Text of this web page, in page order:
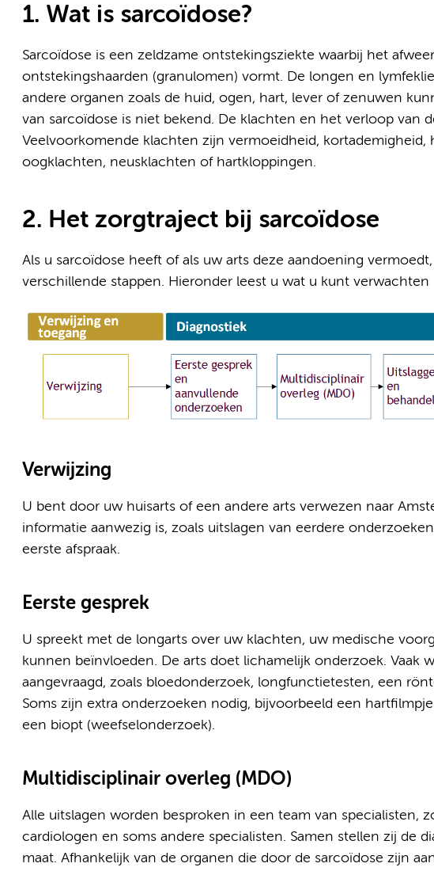
1. Wat is sarcoïdose?
Sarcoïdose is een zeldzame ontstekingsziekte waarbij het
ontstekingshaarden (granulomen) vormt. De longen en
andere organen zoals de huid, ogen, hart, lever of zenuwen
van sarcoïdose is niet bekend. De klachten en het verloop van
Veelvoorkomende klachten zijn vermoeidheid, kortademigheid,
oogklachten, neusklachten of hartkloppingen.
2. Het zorgtraject bij sarcoïdose
Als u sarcoïdose heeft of als uw arts deze aandoening
verschillende stappen. Hieronder leest u wat u kunt verwachten
Verwijzing
U bent door uw huisarts of een andere arts verwezen naar
informatie aanwezig is, zoals uitslagen van eerdere
eerste afspraak.
Eerste gesprek
U spreekt met de longarts over uw klachten, uw medische
kunnen beïnvloeden. De arts doet lichamelijk onderzoek. Vaak
aangevraagd, zoals bloedonderzoek, longfunctietesten, een
Soms zijn extra onderzoeken nodig, bijvoorbeeld een
een biopt (weefselonderzoek).
Multidisciplinair overleg (MDO)
Alle uitslagen worden besproken in een team van specialisten,
cardiologen en soms andere specialisten. Samen stellen zij de
maat. Afhankelijk van de organen die door de sarcoïdose zijn